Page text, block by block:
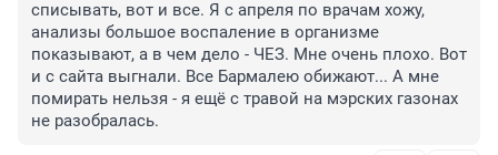
списывать, вот и все. Я с апреля по врачам хожу,
анализы большое воспаление в организме
показывают, а в чем дело - ЧЕЗ. Мне очень плохо. Вот
и с сайта выгнали. Все Бармалею обижают... А мне
помирать нельзя - я ещё с травой на мэрских газонах
не разобралась.